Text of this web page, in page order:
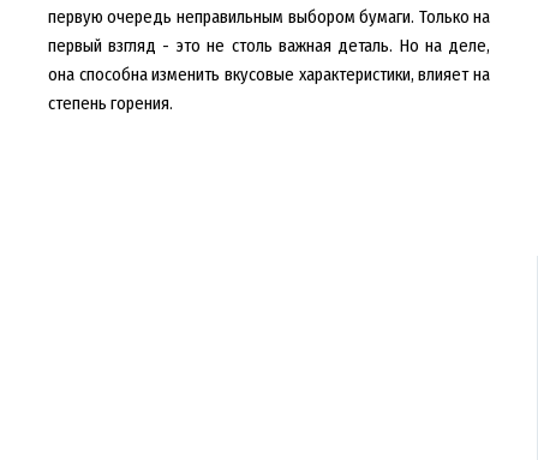
первую очередь неправильным выбором бумаги. Только на
первый взгляд - это не столь важная деталь. Но на деле,
она способна изменить вкусовые характеристики, влияет на
степень горения.